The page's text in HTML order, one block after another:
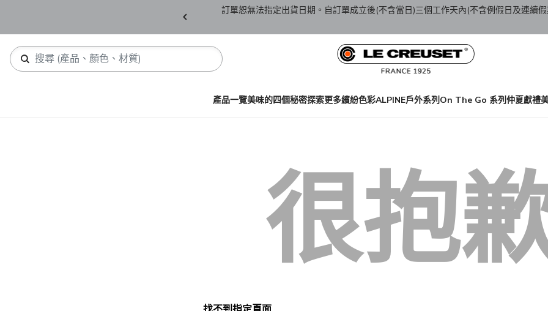
訂單恕無法指定出貨日期。自訂單成立後(不含當日)三個工作天內(不含例假日及連續假
產品一覽美味的四個秘密探索更多繽紛色彩ALPINE戶外系列On The Go 系列仲夏獻禮
很抱
找不到指定頁面